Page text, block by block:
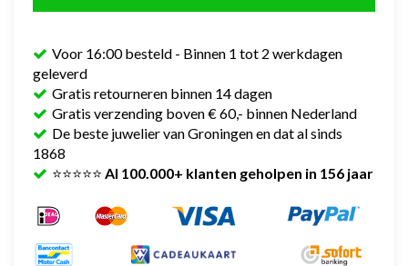
Voor 16:00 besteld - Binnen 1 tot 2 werkdagen
geleverd
Gratis retourneren binnen 14 dagen
Gratis verzending boven € 60,- binnen Nederland
De beste juwelier van Groningen en dat al sinds
1868
⭐⭐⭐⭐⭐ Al 100.000+ klanten geholpen in 156 jaar